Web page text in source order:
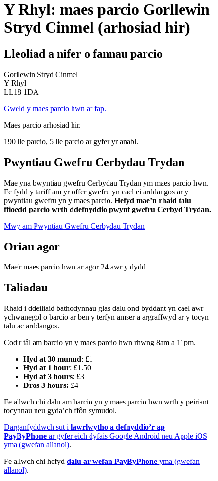
Y Rhyl: maes parcio Gorllewin
Stryd Cinmel (arhosiad hir)
Lleoliad a nifer o fannau parcio
Gorllewin Stryd Cinmel
Y Rhyl
LL18 1DA
Gweld y maes parcio hwn ar fap.
Maes parcio arhosiad hir.
190 lle parcio, 5 lle parcio ar gyfer yr anabl.
Pwyntiau Gwefru Cerbydau Trydan
Mae yna bwyntiau gwefru Cerbydau Trydan ym maes parcio hwn.
Fe fydd y tariff am yr offer gwefru yn cael ei arddangos ar y
pwyntiau gwefru yn y maes parcio. Hefyd mae’n rhaid talu
ffioedd parcio wrth ddefnyddio pwynt gwefru Cerbyd Trydan.
Mwy am Pwyntiau Gwefru Cerbydau Trydan
Oriau agor
Mae'r maes parcio hwn ar agor 24 awr y dydd.
Taliadau
Rhaid i ddeiliaid bathodynnau glas dalu ond byddant yn cael awr
ychwanegol o barcio ar ben y terfyn amser a argraffwyd ar y tocyn
talu ac arddangos.
Codir tâl am barcio yn y maes parcio hwn rhwng 8am a 11pm.
Hyd at 30 munud: £1
Hyd at 1 hour: £1.50
Hyd at 3 hours: £3
Dros 3 hours: £4
Fe allwch chi dalu am barcio yn y maes parcio hwn wrth y peiriant
tocynnau neu gyda’ch ffôn symudol.
Darganfyddwch sut i lawrlwytho a defnyddio’r ap
PayByPhone ar gyfer eich dyfais Google Android neu Apple iOS
yma (gwefan allanol).
Fe allwch chi hefyd dalu ar wefan PayByPhone yma (gwefan
allanol).